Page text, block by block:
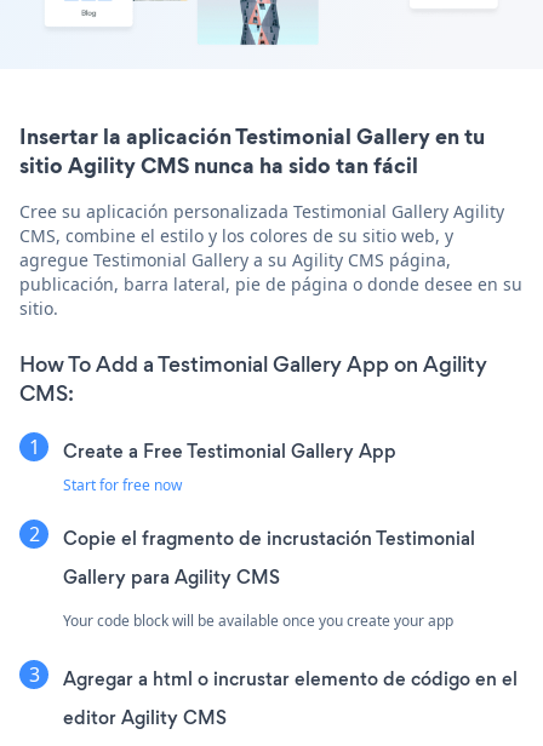
Insertar la aplicación Testimonial Gallery en tu
sitio Agility CMS nunca ha sido tan fácil
Cree su aplicación personalizada Testimonial Gallery Agility
CMS, combine el estilo y los colores de su sitio web, y
agregue Testimonial Gallery a su Agility CMS página,
publicación, barra lateral, pie de página o donde desee en su
sitio.
How To Add a Testimonial Gallery App on Agility
CMS:
Create a Free Testimonial Gallery App
Start for free now
Copie el fragmento de incrustación Testimonial
Gallery para Agility CMS
Your code block will be available once you create your app
Agregar a html o incrustar elemento de código en el
editor Agility CMS